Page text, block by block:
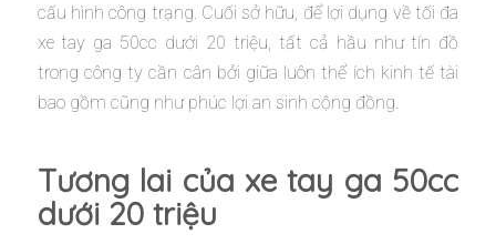
cấu hình công trạng. Cuối sở hữu, để lợi dụng về tối đa
xe tay ga 50cc dưới 20 triệu, tất cả hầu như tín đồ
trong công ty cần cân bởi giữa luôn thể ích kinh tế tài
bao gồm cũng như phúc lợi an sinh cộng đồng.
Tương lai của xe tay ga 50cc
dưới 20 triệu